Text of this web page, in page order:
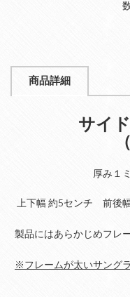
商品詳細
サイ
厚み１
上下幅 約5センチ 前後
製品にはあらかじめフレ
※フレームが太いサング